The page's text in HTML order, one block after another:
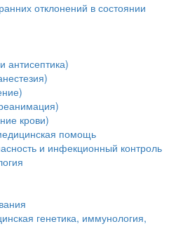
отклонений в состоянии
антисептика)
крови)
помощь
и инфекционный контроль
генетика, иммунология,